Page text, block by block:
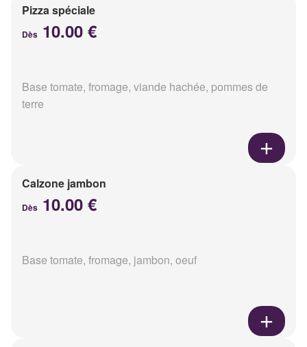
Pizza spéciale
Dès 10.00 €
Base tomate, fromage, viande hachée, pommes de
terre
Calzone jambon
Dès 10.00 €
Base tomate, fromage, jambon, oeuf